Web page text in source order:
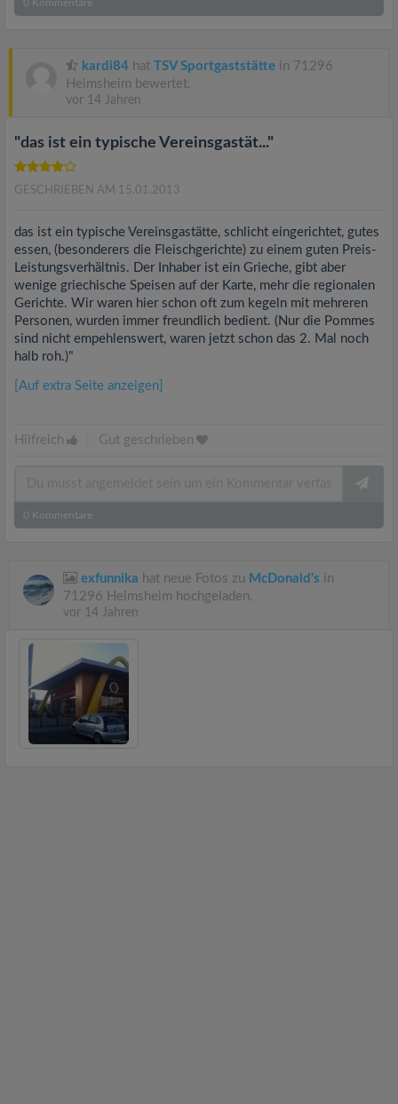
Kommentare
kardi84 hat TSV Sportgaststätte in 71296
Heimsheim bewertet.
vor 14 Jahren
"das ist ein typische Vereinsgastät..."
GESCHRIEBEN AM 15.01.2013
das ist ein typische Vereinsgastätte, schlicht eingerichtet, gutes
essen, (besonderers die Fleischgerichte) zu einem guten Preis-
Leistungsverhältnis. Der Inhaber ist ein Grieche, gibt aber
wenige griechische Speisen auf der Karte, mehr die regionalen
Gerichte. Wir waren hier schon oft zum kegeln mit mehreren
Personen, wurden immer freundlich bedient. (Nur die Pommes
sind nicht empehlenswert, waren jetzt schon das 2. Mal noch
halb roh.)"
[Auf extra Seite anzeigen]
Hilfreich Gut geschrieben
0 Kommentare
exfunnika hat neue Fotos zu McDonald's in
71296 Heimsheim hochgeladen.
vor 14 Jahren